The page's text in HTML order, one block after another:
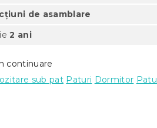
de asamblare
2 ani
continuare
sub pat Paturi Dormitor